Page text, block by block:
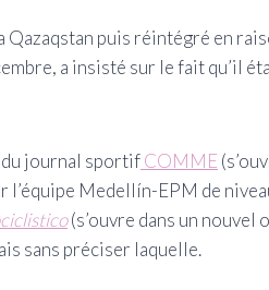
puis réintégré en
a insisté sur le fait qu’il
du journal sportifCOMME
l’équipe Medellín-EPM de
(s’ouvre dans un nouvel
sans préciser laquelle.